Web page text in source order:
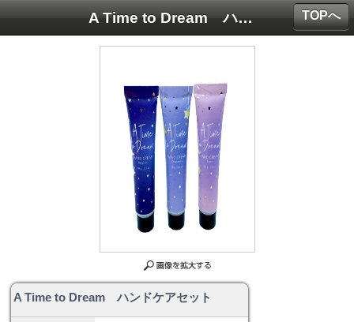
A Time to Dream ハンドケアセット
A Time to Dream ハンドケアセット
TOPへ